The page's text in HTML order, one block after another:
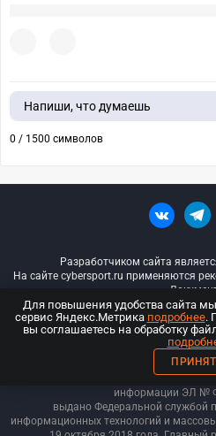
Напиши, что думаешь
0 / 1500 символов
Разработчиком сайта
На сайте cybersport.ru применяются
© ООО «Киберспорт.ру» —
18+
ООО «Киберспорт.ру». Свидетельство
информации ЭЛ №
выдано Федеральной службой
информационных технологий и
Для повышения удобства сайта
сервис Яндекс.Метрика подробнее.
вы соглашаетесь на обработку